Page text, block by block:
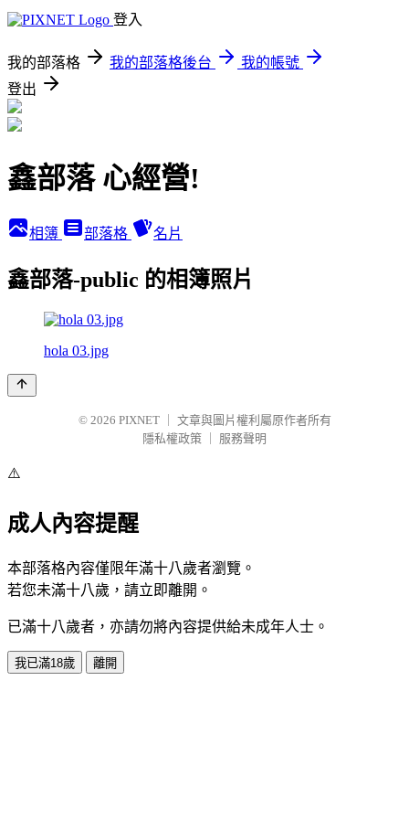
登入
我的部落格 我的部落格後台
我的帳號
登出
鑫部落 心經營!
相簿 部落格 名片
鑫部落-public 的相簿照片
hola 03.jpg
© 2026 PIXNET
文章與圖片權利屬原作者所有
隱私權政策
服務聲明
⚠️
成人內容提醒
本部落格內容僅限年滿十八歲者瀏覽。
若您未滿十八歲，請立即離開。
已滿十八歲者，亦請勿將內容提供給未成年人士。
我已滿18歲 離開